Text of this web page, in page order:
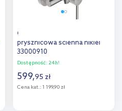
Oltens Molle bateria
prysznicowa ścienna nikiel
33000910
Dostępność: 24h!
599,95 zł
Cena kat.: 1 199,90 zł